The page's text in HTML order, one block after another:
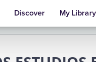
Discover My Library